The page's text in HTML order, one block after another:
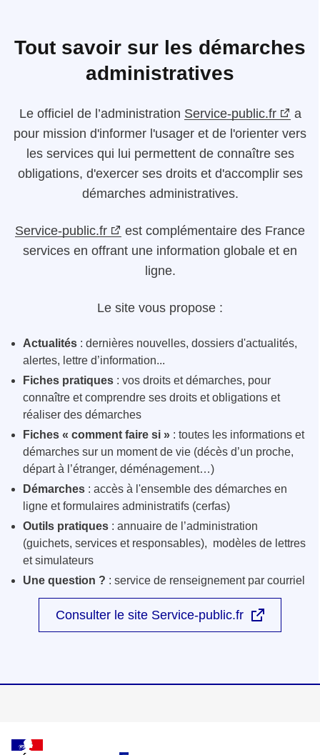
Tout savoir sur les démarches
administratives
Le officiel de l’administration Service-public.fr
a
pour mission d'informer l'usager et de l'orienter vers
les services qui lui permettent de connaître ses
obligations, d'exercer ses droits et d'accomplir ses
démarches administratives.
Service-public.fr
est complémentaire des France
services en offrant une information globale et en
ligne.
Le site vous propose :
Actualités : dernières nouvelles, dossiers d'actualités,
alertes, lettre d’information...
Fiches pratiques : vos droits et démarches, pour
connaître et comprendre ses droits et obligations et
réaliser des démarches
Fiches « comment faire si » : toutes les informations et
démarches sur un moment de vie (décès d’un proche,
départ à l’étranger, déménagement…)
Démarches : accès à l'ensemble des démarches en
ligne et formulaires administratifs (cerfas)
Outils pratiques : annuaire de l’administration
(guichets, services et responsables), modèles de lettres
et simulateurs
Une question ? : service de renseignement par courriel
Consulter le site Service-public.fr